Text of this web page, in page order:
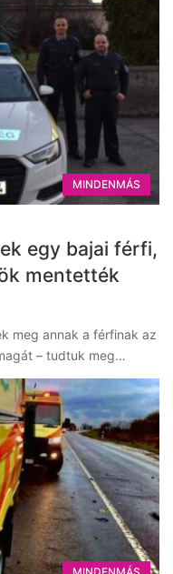
MINDENMÁS
egy bajai férfi,
mentették
meg annak a férfinak az
– tudtuk meg…